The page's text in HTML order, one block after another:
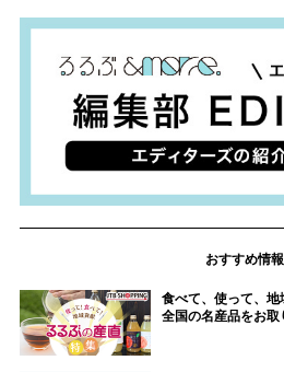
おすすめ情報
食べて、使って、地
全国の名産品をお取